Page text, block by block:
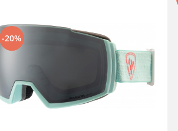
-20%